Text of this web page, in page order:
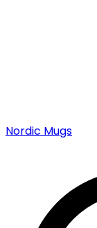
Nordic Mugs